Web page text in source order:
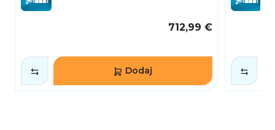
Zahvaljujući automatskoj trapezoidnoj
površini i omogućuje savršeno poravnavanje
okruženjima.
IDEALAN ZA RAZLIČITE PRIMJENE
712,99 €
Dodaj